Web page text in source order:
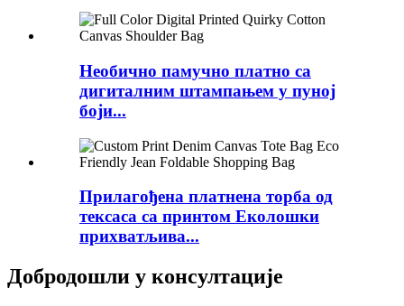
Необично памучно платно са
дигиталним штампањем у пуној
боји...
Прилагођена платнена торба од
тексаса са принтом Еколошки
прихватљива...
Добродошли у консултације